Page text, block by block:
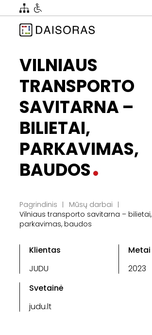
VILNIAUS
TRANSPORTO
SAVITARNA –
BILIETAI,
PARKAVIMAS,
BAUDOS
Pagrindinis
Mūsų darbai
Vilniaus transporto savitarna – bilietai,
parkavimas, baudos
Klientas
JUDU
Metai
2023
Svetainė
judu.lt